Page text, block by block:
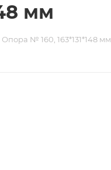
мм
Опора № 160, 163*131*148 мм